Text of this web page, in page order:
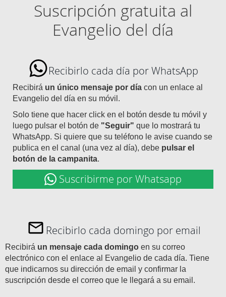
Suscripción gratuita al
Evangelio del día
Recibirlo cada día por WhatsApp
Recibirá un único mensaje por día con un enlace al
Evangelio del día en su móvil.
Solo tiene que hacer click en el botón desde tu móvil y
luego pulsar el botón de "Seguir" que lo mostrará tu
WhatsApp. Si quiere que su teléfono le avise cuando se
publica en el canal (una vez al día), debe pulsar el
botón de la campanita.
Suscribirme por Whatsapp
Recibirlo cada domingo por email
Recibirá un mensaje cada domingo en su correo
electrónico con el enlace al Evangelio de cada día. Tiene
que indicarnos su dirección de email y confirmar la
suscripción desde el correo que le llegará a su email.